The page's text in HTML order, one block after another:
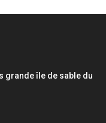
grande île de sable du